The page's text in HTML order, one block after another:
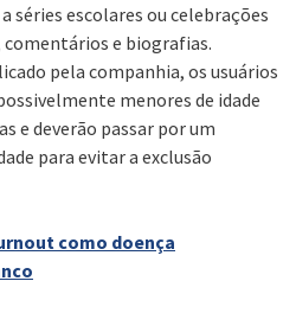
séries escolares ou celebrações
comentários e biografias.
pela companhia, os usuários
menores de idade
e deverão passar por um
para evitar a exclusão
como doença